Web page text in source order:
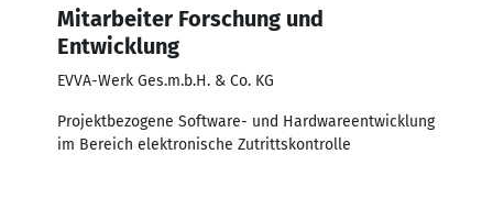
Mitarbeiter Forschung und
Entwicklung
EVVA-Werk Ges.m.b.H. & Co. KG
Projektbezogene Software- und Hardwareentwicklung
im Bereich elektronische Zutrittskontrolle